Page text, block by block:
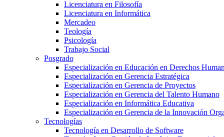
Licenciatura en Filosofía
Licenciatura en Informática
Mercadeo
Teología
Psicología
Trabajo Social
Posgrado
Especialización en Educación en Derechos
Especialización en Gerencia Estratégica
Especialización en Gerencia de Proyectos
Especialización en Gerencia del Talento Humano
Especialización en Informática Educativa
Especialización en Gerencia de la Innovación
Tecnologías
Tecnología en Desarrollo de Software